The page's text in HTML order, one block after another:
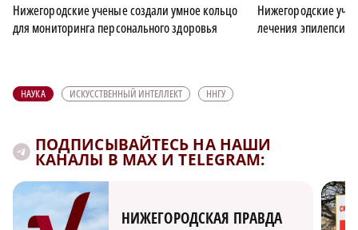
Нижегородские ученые создали умное кольцо
для мониторинга персонального здоровья
Нижегородские
лечения эпилепсии
НАУКА ИСКУССТВЕННЫЙ ИНТЕЛЛЕКТ ННГУ
ПОДПИСЫВАЙТЕСЬ НА НАШИ
КАНАЛЫ В MAX И TELEGRAM:
НИЖЕГОРОДСКАЯ ПРАВДА